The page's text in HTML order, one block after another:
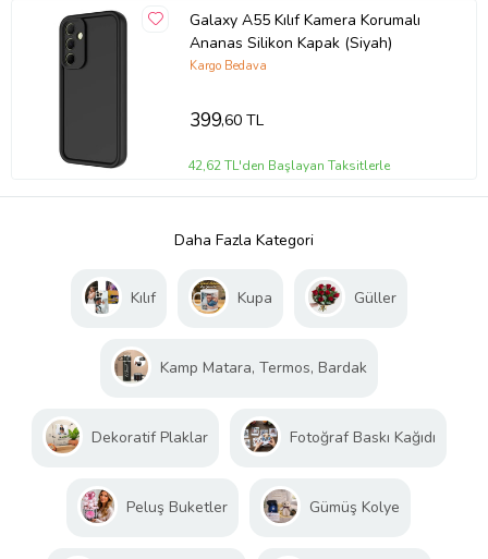
Galaxy A55 Kılıf Kamera Korumalı
Ananas Silikon Kapak (Siyah)
Kargo Bedava
399,60 TL
42,62 TL'den Başlayan Taksitlerle
Daha Fazla Kategori
Kılıf Kupa Güller
Kamp Matara, Termos, Bardak
Dekoratif Plaklar Fotoğraf Baskı Kağıdı
Peluş Buketler Gümüş Kolye